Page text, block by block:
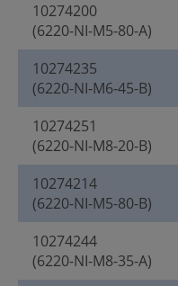
10274200
(6220-NI-M5-80-A)
10274235
(6220-NI-M6-45-B)
10274251
(6220-NI-M8-20-B)
10274214
(6220-NI-M5-80-B)
10274244
(6220-NI-M8-35-A)